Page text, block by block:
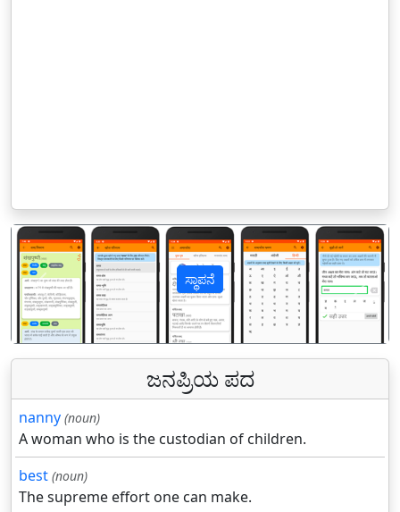
ಸ್ಥಾಪನೆ
पिछला
ಜನಪ್ರಿಯ ಪದ
nanny (noun)
A woman who is the custodian of children.
best (noun)
The supreme effort one can make.